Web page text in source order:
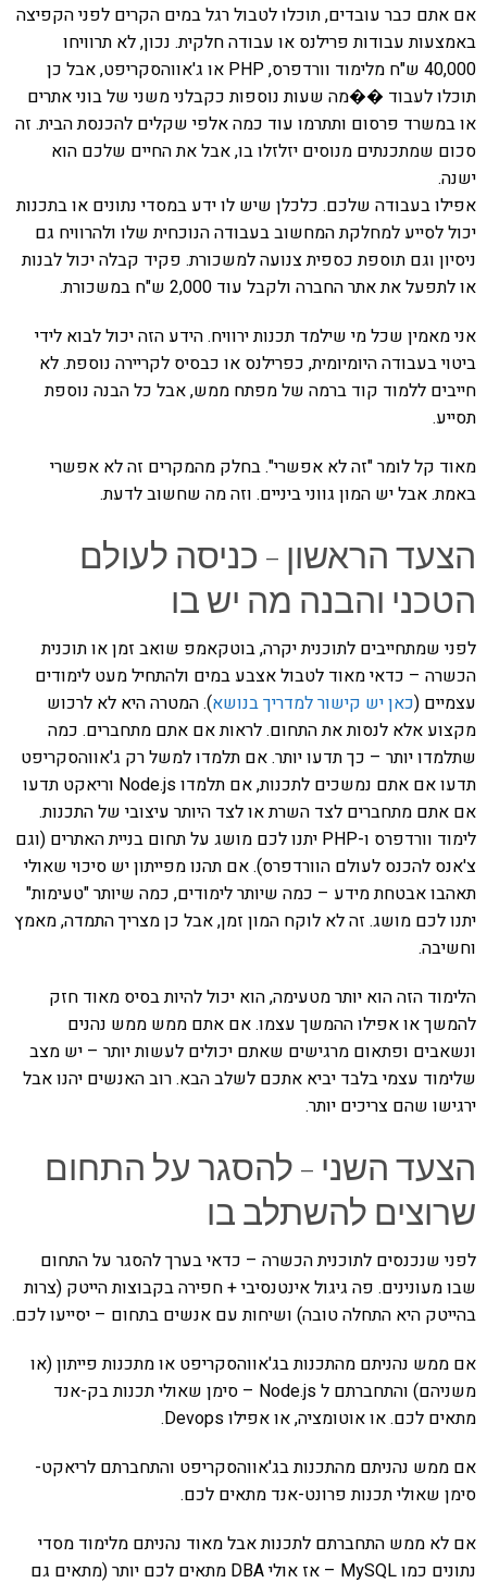
אם אתם כבר עובדים, תוכלו לטבול רגל במים הקרים לפני הקפיצה
באמצעות עבודות פרילנס או עבודה חלקית. נכון, לא תרוויחו
40,000 ש"ח מלימוד וורדפרס, PHP או ג'אווהסקריפט, אבל כן
תוכלו לעבוד ��מה שעות נוספות כקבלני משני של בוני אתרים
או במשרד פרסום ותתרמו עוד כמה אלפי שקלים להכנסת הבית. זה
סכום שמתכנתים מנוסים יזלזלו בו, אבל את החיים שלכם הוא
ישנה.
אפילו בעבודה שלכם. כלכלן שיש לו ידע במסדי נתונים או בתכנות
יכול לסייע למחלקת המחשוב בעבודה הנוכחית שלו ולהרוויח גם
ניסיון וגם תוספת כספית צנועה למשכורת. פקיד קבלה יכול לבנות
או לתפעל את אתר החברה ולקבל עוד 2,000 ש"ח במשכורת.
אני מאמין שכל מי שילמד תכנות ירוויח. הידע הזה יכול לבוא לידי
ביטוי בעבודה היומיומית, כפרילנס או כבסיס לקריירה נוספת. לא
חייבים ללמוד קוד ברמה של מפתח ממש, אבל כל הבנה נוספת
תסייע.
מאוד קל לומר "זה לא אפשרי". בחלק מהמקרים זה לא אפשרי
באמת. אבל יש המון גווני ביניים. וזה מה שחשוב לדעת.
הצעד הראשון – כניסה לעולם
הטכני והבנה מה יש בו
לפני שמתחייבים לתוכנית יקרה, בוטקאמפ שואב זמן או תוכנית
הכשרה – כדאי מאוד לטבול אצבע במים ולהתחיל מעט לימודים
עצמיים (כאן יש קישור למדריך בנושא). המטרה היא לא לרכוש
מקצוע אלא לנסות את התחום. לראות אם אתם מתחברים. כמה
שתלמדו יותר – כך תדעו יותר. אם תלמדו למשל רק ג'אווהסקריפט
תדעו אם אתם נמשכים לתכנות, אם תלמדו Node.js וריאקט תדעו
אם אתם מתחברים לצד השרת או לצד היותר עיצובי של התכנות.
לימוד וורדפרס ו-PHP יתנו לכם מושג על תחום בניית האתרים (וגם
צ'אנס להכנס לעולם הוורדפרס). אם תהנו מפייתון יש סיכוי שאולי
תאהבו אבטחת מידע – כמה שיותר לימודים, כמה שיותר "טעימות"
יתנו לכם מושג. זה לא לוקח המון זמן, אבל כן מצריך התמדה, מאמץ
וחשיבה.
הלימוד הזה הוא יותר מטעימה, הוא יכול להיות בסיס מאוד חזק
להמשך או אפילו ההמשך עצמו. אם אתם ממש ממש נהנים
ונשאבים ופתאום מרגישים שאתם יכולים לעשות יותר – יש מצב
שלימוד עצמי בלבד יביא אתכם לשלב הבא. רוב האנשים יהנו אבל
ירגישו שהם צריכים יותר.
הצעד השני – להסגר על התחום
שרוצים להשתלב בו
לפני שנכנסים לתוכנית הכשרה – כדאי בערך להסגר על התחום
שבו מעונינים. פה גיגול אינטנסיבי + חפירה בקבוצות הייטק (צרות
בהייטק היא התחלה טובה) ושיחות עם אנשים בתחום – יסייעו לכם.
אם ממש נהניתם מהתכנות בג'אווהסקריפט או מתכנות פייתון (או
משניהם) והתחברתם ל Node.js – סימן שאולי תכנות בק-אנד
מתאים לכם. או אוטומציה, או אפילו Devops.
אם ממש נהניתם מהתכנות בג'אווהסקריפט והתחברתם לריאקט-
סימן שאולי תכנות פרונט-אנד מתאים לכם.
אם לא ממש התחברתם לתכנות אבל מאוד נהניתם מלימוד מסדי
נתונים כמו MySQL – אז אולי DBA מתאים לכם יותר (מתאים גם